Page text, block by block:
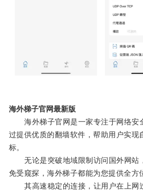
海外梯子官网最新版
海外梯子官网是一家专注于网络安
过提供优质的翻墙软件，帮助用户实现
标。
无论是突破地域限制访问国外网站
免受窥探，海外梯子都能为您提供全方
其高速稳定的连接，让用户在上网